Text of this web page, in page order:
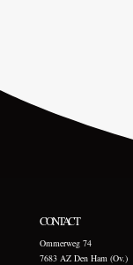
CONTACT
Ommerweg 74
7683 AZ Den Ham (Ov.)